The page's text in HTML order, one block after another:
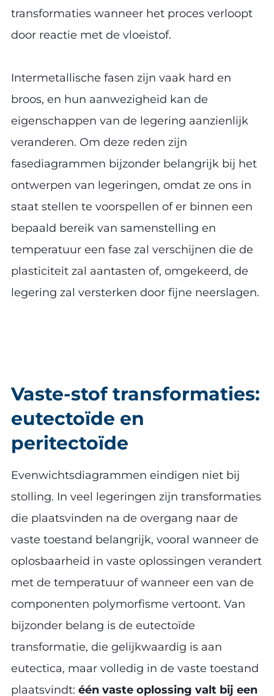
transformaties wanneer het proces verloopt
door reactie met de vloeistof.
Intermetallische fasen zijn vaak hard en
broos, en hun aanwezigheid kan de
eigenschappen van de legering aanzienlijk
veranderen. Om deze reden zijn
fasediagrammen bijzonder belangrijk bij het
ontwerpen van legeringen, omdat ze ons in
staat stellen te voorspellen of er binnen een
bepaald bereik van samenstelling en
temperatuur een fase zal verschijnen die de
plasticiteit zal aantasten of, omgekeerd, de
legering zal versterken door fijne neerslagen.
Vaste-stof transformaties:
eutectoïde en
peritectoïde
Evenwichtsdiagrammen eindigen niet bij
stolling. In veel legeringen zijn transformaties
die plaatsvinden na de overgang naar de
vaste toestand belangrijk, vooral wanneer de
oplosbaarheid in vaste oplossingen verandert
met de temperatuur of wanneer een van de
componenten polymorfisme vertoont. Van
bijzonder belang is de eutectoïde
transformatie, die gelijkwaardig is aan
eutectica, maar volledig in de vaste toestand
plaatsvindt: één vaste oplossing valt bij een